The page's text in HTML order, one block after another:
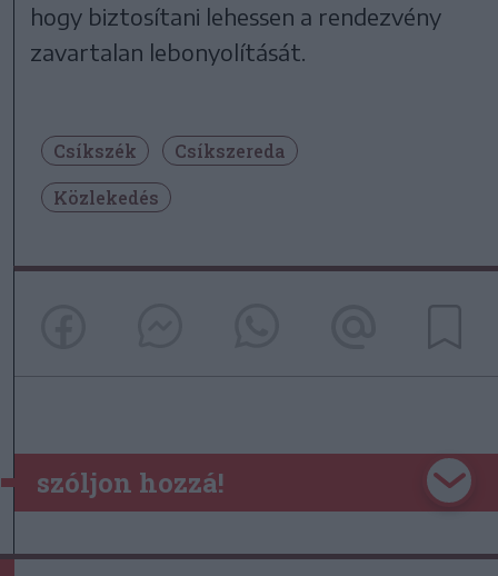
hogy biztosítani lehessen a rendezvény
zavartalan lebonyolítását.
Csíkszék
Csíkszereda
Közlekedés
szóljon hozzá!